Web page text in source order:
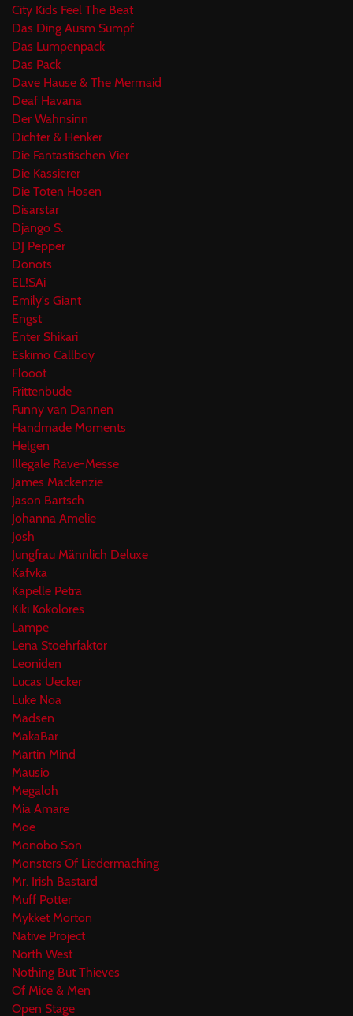
City Kids Feel The Beat
Das Ding Ausm Sumpf
Das Lumpenpack
Das Pack
Dave Hause & The Mermaid
Deaf Havana
Der Wahnsinn
Dichter & Henker
Die Fantastischen Vier
Die Kassierer
Die Toten Hosen
Disarstar
Django S.
DJ Pepper
Donots
EL!SAi
Emily's Giant
Engst
Enter Shikari
Eskimo Callboy
Flooot
Frittenbude
Funny van Dannen
Handmade Moments
Helgen
Illegale Rave-Messe
James Mackenzie
Jason Bartsch
Johanna Amelie
Josh
Jungfrau Männlich Deluxe
Kafvka
Kapelle Petra
Kiki Kokolores
Lampe
Lena Stoehrfaktor
Leoniden
Lucas Uecker
Luke Noa
Madsen
MakaBar
Martin Mind
Mausio
Megaloh
Mia Amare
Moe
Monobo Son
Monsters Of Liedermaching
Mr. Irish Bastard
Muff Potter
Mykket Morton
Native Project
North West
Nothing But Thieves
Of Mice & Men
Open Stage